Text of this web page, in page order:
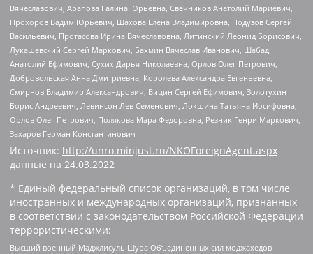
Вячеславович, Арапова Галина Юрьевна, Свечников Анатолий Мариевич,
Прохоров Вадим Юрьевич, Шахова Елена Владимировна, Подузов Сергей
Васильевич, Протасова Ирина Вячеславовна, Литинский Леонид Борисович,
Лукашевский Сергей Маркович, Бахмин Вячеслав Иванович, Шабад
Анатолий Ефимович, Сухих Дарья Николаевна, Орлов Олег Петрович,
Добровольская Анна Дмитриевна, Королева Александра Евгеньевна,
Смирнов Владимир Александрович, Вицин Сергей Ефимович, Золотухин
Борис Андреевич, Левинсон Лев Семенович, Локшина Татьяна Иосифовна,
Орлов Олег Петрович, Полякова Мара Федоровна, Резник Генри Маркович,
Захаров Герман Константинович
Источник: http://unro.minjust.ru/NKOForeignAgent.aspx
данные на 24.03.2022
* Единый федеральный список организаций, в том числе
иностранных и международных организаций, признанных
в соответствии с законодательством Российской Федерации
террористическими:
Высший военный Маджлисуль Шура Объединенных сил моджахедов